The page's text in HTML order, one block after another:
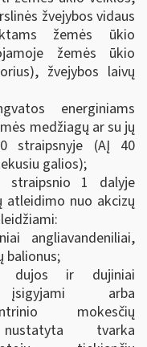
žvejybos vidaus
žemės ūkio
žemės ūkio
žvejybos laivų
energiniams
medžiagų ar su jų
straipsnyje (AĮ 40
galios);
1 dalyje
atleidimo nuo akcizų
angliavandeniliai,
balionus;
dujos ir dujiniai
įsigyjami arba
mokesčių
nustatyta tvarka